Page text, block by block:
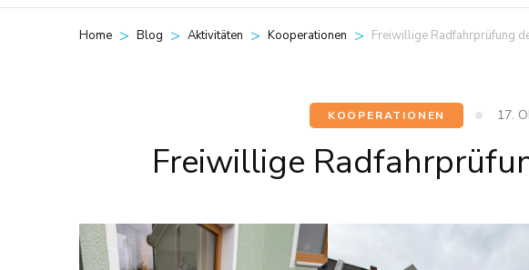
Home > Blog > Aktivitäten > Kooperationen > Freiwillige Radfahrprüfung
KOOPERATIONEN 17.
Freiwillige